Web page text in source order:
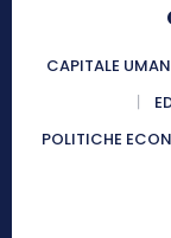
CAPITALE
POLITICHE